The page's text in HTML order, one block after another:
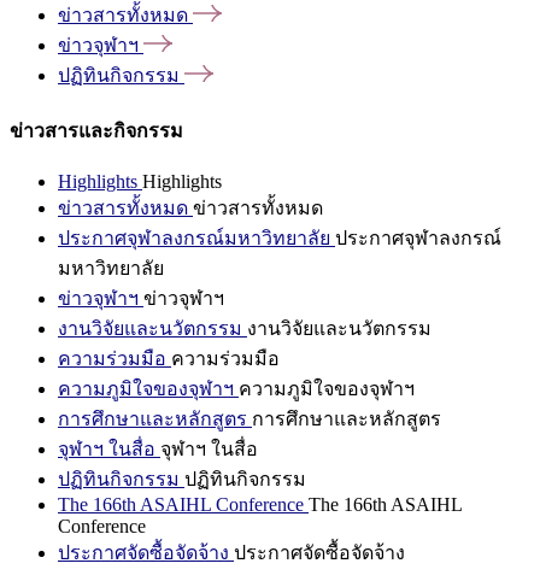
ข่าวสารทั้งหมด
ข่าวจุฬาฯ
ปฏิทินกิจกรรม
ข่าวสารและกิจกรรม
Highlights Highlights
ข่าวสารทั้งหมด ข่าวสารทั้งหมด
ประกาศจุฬาลงกรณ์มหาวิทยาลัย ประกาศจุฬาลงกรณ์
มหาวิทยาลัย
ข่าวจุฬาฯ ข่าวจุฬาฯ
งานวิจัยและนวัตกรรม งานวิจัยและนวัตกรรม
ความร่วมมือ ความร่วมมือ
ความภูมิใจของจุฬาฯ ความภูมิใจของจุฬาฯ
การศึกษาและหลักสูตร การศึกษาและหลักสูตร
จุฬาฯ ในสื่อ จุฬาฯ ในสื่อ
ปฏิทินกิจกรรม ปฏิทินกิจกรรม
The 166th ASAIHL Conference The 166th ASAIHL
Conference
ประกาศจัดซื้อจัดจ้าง ประกาศจัดซื้อจัดจ้าง